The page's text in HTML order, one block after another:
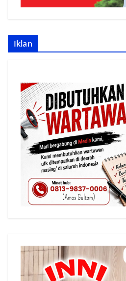
Iklan